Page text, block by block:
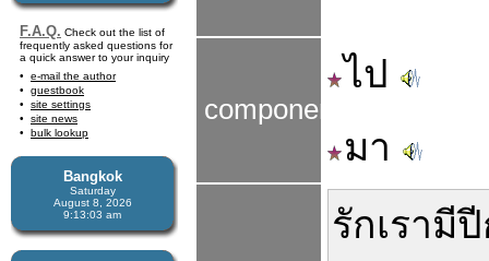
F.A.Q. Check out the list of
frequently asked questions for
a quick answer to your inquiry
e-mail the author
guestbook
site settings
site news
bulk lookup
Bangkok
Saturday
August 8, 2026
9:13:04 am
components
ไป
มา
รักเรามี